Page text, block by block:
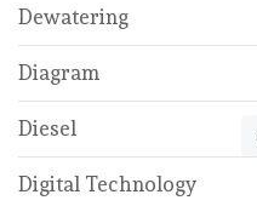
Dewatering
Diagram
Diesel
Digital Technology